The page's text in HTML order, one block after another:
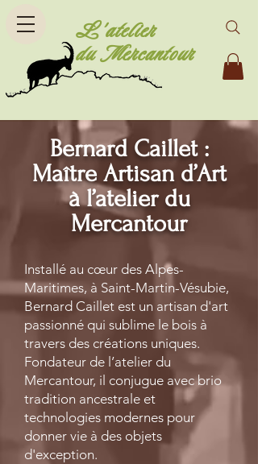
L'atelier
du Mercantour
Bernard Caillet :
Maître Artisan d’Art
à l’atelier du
Mercantour
Installé au cœur des Alpes-
Maritimes, à Saint-Martin-Vésubie,
Bernard Caillet est un artisan d'art
passionné qui sublime le bois à
travers des créations uniques.
Fondateur de l’atelier du
Mercantour, il conjugue avec brio
tradition ancestrale et
technologies modernes pour
donner vie à des objets
d'exception.